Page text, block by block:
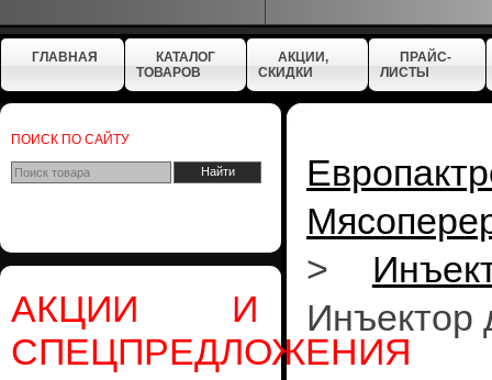
ГЛАВНАЯ
КАТАЛОГ
ТОВАРОВ
АКЦИИ,
СКИДКИ
ПРАЙС-
ЛИСТЫ
ПОИСК ПО САЙТУ
АКЦИИ И
СПЕЦПРЕДЛОЖЕНИЯ
>
Инъектор